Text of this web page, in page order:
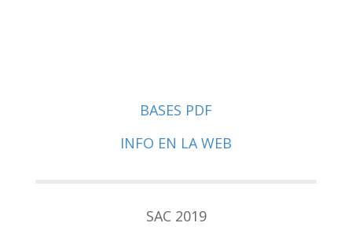
BASES PDF
INFO EN LA WEB
SAC 2019